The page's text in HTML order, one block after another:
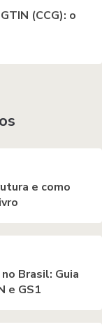
(CCG): o
e como
Brasil: Guia
e GS1